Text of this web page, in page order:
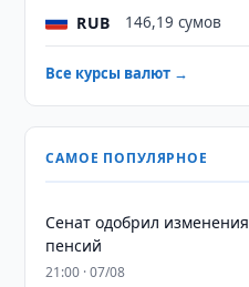
RUB 146,19 сумов
Все курсы валют →
САМОЕ ПОПУЛЯРНОЕ
Сенат одобрил
пенсий
21:00 · 07/08